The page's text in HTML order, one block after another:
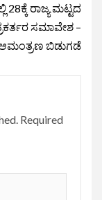
28ಕ್ಕೆ ರಾಜ್ಯ ಮಟ್ಟದ
ಸಮಾವೇಶ –
ಬಿಡುಗಡೆ
Required